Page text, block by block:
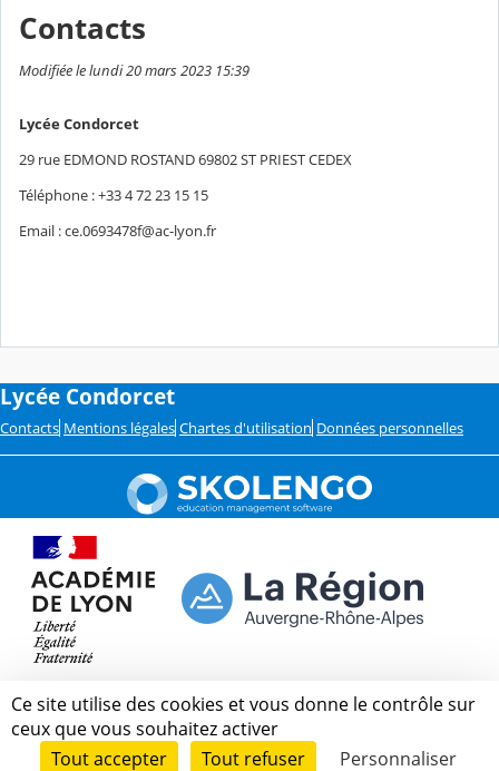
Contacts
Modifiée le lundi 20 mars 2023 15:39
Lycée Condorcet
29 rue EDMOND ROSTAND 69802 ST PRIEST CEDEX
Téléphone : +33 4 72 23 15 15
Email : ce.0693478f@ac-lyon.fr
Lycée Condorcet
Contacts Mentions légales Chartes d'utilisation Données personnelles
Ce site utilise des cookies et vous donne le contrôle sur
ceux que vous souhaitez activer
Tout accepter
Tout refuser Personnaliser